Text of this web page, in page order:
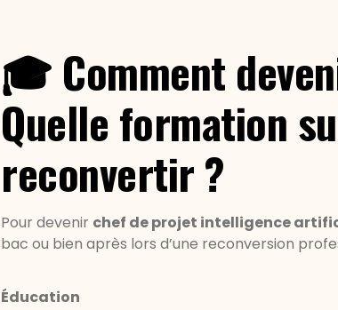
🎓 Comment
Quelle formation
reconvertir ?
Pour devenir chef de projet intelligence
bac ou bien après lors d’une reconversion
Éducation